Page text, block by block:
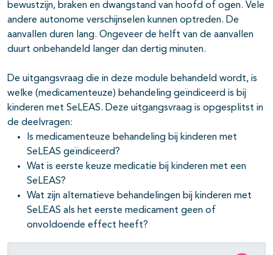
open- en dichtklappen
open- en dichtklappen
open- en dichtklappen
open- en dichtklappen
bewustzijn, braken en dwangstand van hoofd of ogen. Vele
andere autonome verschijnselen kunnen optreden. De
aanvallen duren lang. Ongeveer de helft van de aanvallen
duurt onbehandeld langer dan dertig minuten.
De uitgangsvraag die in deze module behandeld wordt, is
welke (medicamenteuze) behandeling geïndiceerd is bij
kinderen met SeLEAS. Deze uitgangsvraag is opgesplitst in
de deelvragen:
Is medicamenteuze behandeling bij kinderen met
SeLEAS geïndiceerd?
Wat is eerste keuze medicatie bij kinderen met een
SeLEAS?
Wat zijn alternatieve behandelingen bij kinderen met
SeLEAS als het eerste medicament geen of
onvoldoende effect heeft?